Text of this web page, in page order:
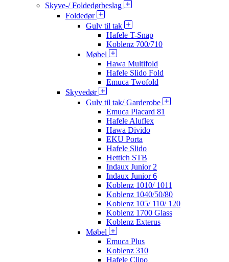
Skyve-/ Foldedørbeslag
Foldedør
Gulv til tak
Hafele T-Snap
Koblenz 700/710
Møbel
Hawa Multifold
Hafele Slido Fold
Emuca Twofold
Skyvedør
Gulv til tak/ Garderobe
Emuca Placard 81
Hafele Aluflex
Hawa Divido
EKU Porta
Hafele Slido
Hettich STB
Indaux Junior 2
Indaux Junior 6
Koblenz 1010/ 1011
Koblenz 1040/50/80
Koblenz 105/ 110/ 120
Koblenz 1700 Glass
Koblenz Exterus
Møbel
Emuca Plus
Koblenz 310
Hafele Clipo